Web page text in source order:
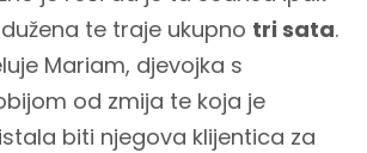
te traje ukupno tri sata.
Mariam, djevojka s
od zmija te koja je
biti njegova klijentica za